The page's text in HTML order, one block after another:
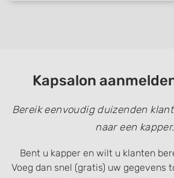
Kapsalon
Bereik eenvoudig duizenden
naar een kapper.
Bent u kapper en wilt u klanten
Voeg dan snel (gratis) uw gegevens